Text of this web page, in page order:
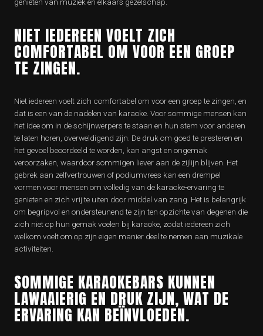
NIET IEDEREEN VOELT ZICH
COMFORTABEL OM VOOR EEN GROEP
TE ZINGEN.
Niet iedereen voelt zich comfortabel om voor een groep te zingen, en
dat is een van de nadelen van karaoke. Voor sommige mensen kan
het idee om in de schijnwerpers te staan en hun stem voor anderen
te laten horen, overweldigend zijn. De druk om goed te presteren en
het gevoel beoordeeld te worden, kan angst en ongemak
veroorzaken, waardoor sommigen liever aan de zijlijn blijven. Het
gebrek aan zelfvertrouwen of podiumvrees kan een drempel
vormen voor mensen om volledig van de karaoke-ervaring te
genieten en zich vrij te uiten door middel van zang. Het is belangrijk
om begripvol en ondersteunend te zijn ten opzichte van degenen die
zich niet op hun gemak voelen bij karaoke, zodat iedereen zich
welkom voelt om op zijn eigen manier deel te nemen aan muzikale
activiteiten.
SOMMIGE KARAOKEBARS KUNNEN
LAWAAIERIG EN DRUK ZIJN, WAT DE
ERVARING KAN BEÏNVLOEDEN.